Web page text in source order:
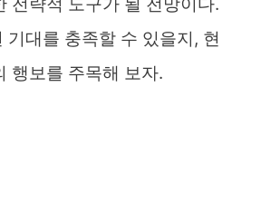
기대를 충족할 수 있을지, 현
행보를 주목해 보자.